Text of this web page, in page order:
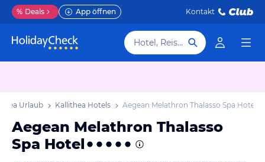
% Deals App öffnen Kontakt
Hotel, Reiseziel
Urlaub Kallithea Hotels Aegean Melathron Thalasso Spa Hotel
Aegean Melathron Thalasso
Spa Hotel